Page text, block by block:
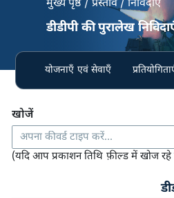
मुख्य पृष्ठ प्रस्ताव निविदाएं
डीडीपी की पुरालेख
योजनाएँ एवं सेवाएँ
खोजें
(यदि आप प्रकाशन तिथि फ़ील्ड में खोज